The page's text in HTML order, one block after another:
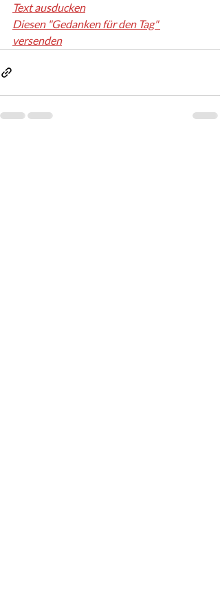
Text ausducken
Diesen "Gedanken für den Tag"
versenden